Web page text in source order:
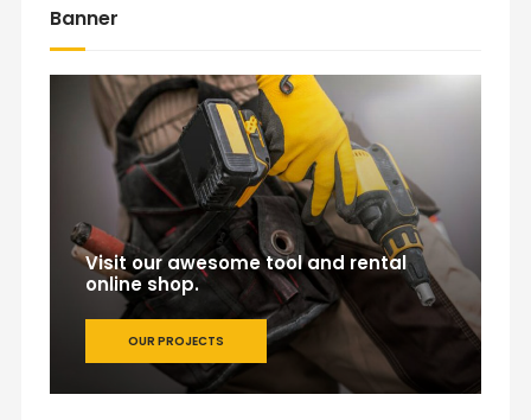
Banner
Visit our awesome tool and rental
online shop.
OUR PROJECTS